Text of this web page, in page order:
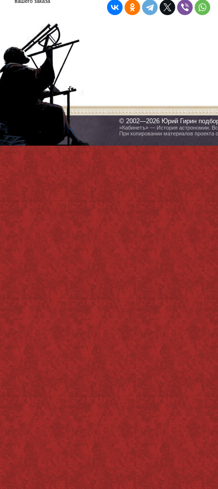
© 2002—2026 Юрий Гирин
«Кабинетъ» — История астрономии.
При копировании материалов проекта